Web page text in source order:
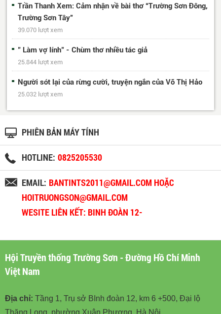
Trần Thanh Xem: Cảm nhận về bài thơ “Trường Sơn Đông,
Trường Sơn Tây”
39.070 lượt xem
" Làm vợ lính" - Chùm thơ nhiều tác giả
25.844 lượt xem
Người sót lại của rừng cười, truyện ngắn của Võ Thị Hảo
25.032 lượt xem
PHIÊN BẢN MÁY TÍNH
HOTLINE: 0825205530
EMAIL: BANTINTS2011@GMAIL.COM HOẶC
HOITRUONGSON@GMAIL.COM
WESITE LIÊN KẾT: BINH ĐOÀN 12-
Hội Truyền thống Trường Sơn - Đường Hồ Chí Minh
Việt Nam
Địa chỉ: Tầng 1, Trụ sở BInh đoàn 12, km 6 +500, Đại lộ
Thăng Long, phường Xuân Phương, Hà Nội.